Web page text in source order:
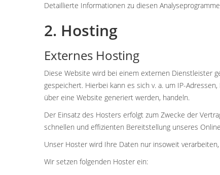
Detaillierte Informationen zu diesen
2. Hosting
Externes Hosting
Diese Website wird bei einem externen Dienstleister
gespeichert. Hierbei kann es sich v. a. um IP-
über eine Website generiert werden, handeln.
Der Einsatz des Hosters erfolgt zum Zwecke der
schnellen und effizienten Bereitstellung unseres
Unser Hoster wird Ihre Daten nur insoweit
Wir setzen folgenden Hoster ein: